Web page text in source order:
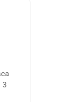
3